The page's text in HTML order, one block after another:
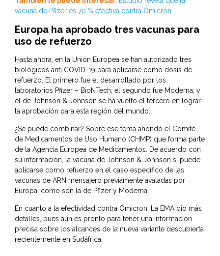
vacuna de Pfizer es 70 % efectiva contra Ómicron
Europa ha aprobado tres vacunas para
uso de refuerzo
Hasta ahora, en la Unión Europea se han autorizado tres
biológicos anti COVID-19 para aplicarse como dosis de
refuerzo. El primero fue el desarrollado por los
laboratorios Pfizer – BioNTech; el segundo fue Moderna; y
el de Johnson & Johnson se ha vuelto el tercero en lograr
la aprobación para esta región del mundo.
¿Se puede combinar? Sobre ese tema ahondó el Comité
de Medicamentos de Uso Humano (CHMP) que forma parte
de la Agencia Europea de Medicamentos. De acuerdo con
su información, la vacuna de Johnson & Johnson sí puede
aplicarse como refuerzo en el caso específico de las
vacunas de ARN mensajero previamente avaladas por
Europa, como son la de Pfizer y Moderna.
En cuanto a la efectividad contra Ómicron. La EMA dio más
detalles, pues aún es pronto para tener una información
precisa sobre los alcances de la nueva variante descubierta
recientemente en Sudáfrica.